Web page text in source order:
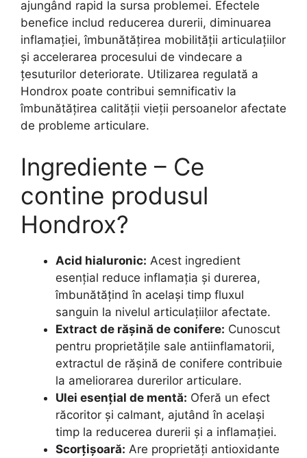
ajungând rapid la sursa problemei. Efectele
benefice includ reducerea durerii, diminuarea
inflamației, îmbunătățirea mobilității articulațiilor
și accelerarea procesului de vindecare a
țesuturilor deteriorate. Utilizarea regulată a
Hondrox poate contribui semnificativ la
îmbunătățirea calității vieții persoanelor afectate
de probleme articulare.
Ingrediente – Ce
contine produsul
Hondrox?
Acid hialuronic: Acest ingredient
esențial reduce inflamația și durerea,
îmbunătățind în același timp fluxul
sanguin la nivelul articulațiilor afectate.
Extract de rășină de conifere: Cunoscut
pentru proprietățile sale antiinflamatorii,
extractul de rășină de conifere contribuie
la ameliorarea durerilor articulare.
Ulei esențial de mentă: Oferă un efect
răcoritor și calmant, ajutând în același
timp la reducerea durerii și a inflamației.
Scorțișoară: Are proprietăți antioxidante